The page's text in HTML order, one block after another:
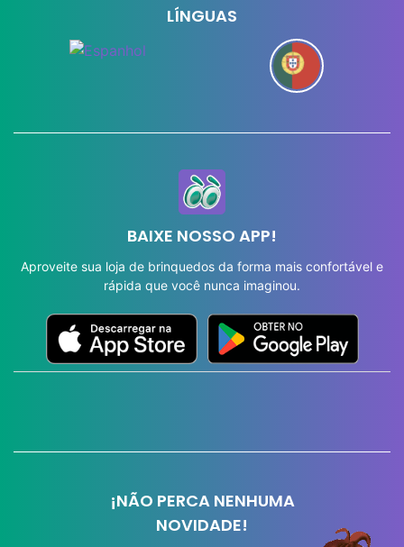
LÍNGUAS
BAIXE NOSSO APP!
Aproveite sua loja de brinquedos da forma mais confortável e
rápida que você nunca imaginou.
¡NÃO PERCA NENHUMA
NOVIDADE!